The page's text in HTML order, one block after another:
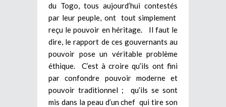
du Togo, tous aujourd’hui contestés
par leur peuple, ont tout simplement
reçu le pouvoir en héritage. Il faut le
dire, le rapport de ces gouvernants au
pouvoir pose un véritable problème
éthique. C’est à croire qu’ils ont fini
par confondre pouvoir moderne et
pouvoir traditionnel ; qu’ils se sont
mis dans la peau d’un chef qui tire son